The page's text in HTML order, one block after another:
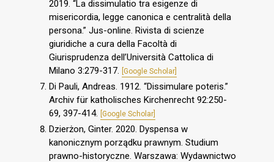
2019. “La dissimulatio tra esigenze di
misericordia, legge canonica e centralità della
persona.” Jus-online. Rivista di scienze
giuridiche a cura della Facoltà di
Giurisprudenza dell’Università Cattolica di
Milano 3:279-317. [Google Scholar]
Di Pauli, Andreas. 1912. “Dissimulare poteris.”
Archiv für katholisches Kirchenrecht 92:250-
69, 397-414. [Google Scholar]
Dzierżon, Ginter. 2020. Dyspensa w
kanonicznym porządku prawnym. Studium
prawno-historyczne. Warszawa: Wydawnictwo